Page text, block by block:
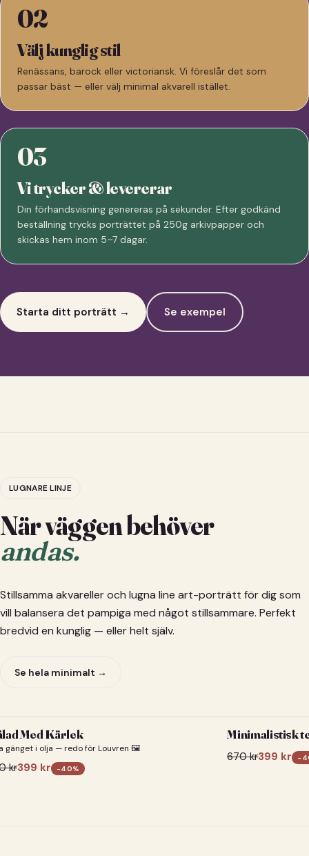
02
Välj kunglig stil
Renässans, barock eller victoriansk. Vi föreslår det som
passar bäst — eller välj minimal akvarell istället.
03
Vi trycker & levererar
Din förhandsvisning genereras på sekunder. Efter godkänd
beställning trycks porträttet på 250g arkivpapper och
skickas hem inom 5–7 dagar.
Starta ditt porträtt → Se exempel
LUGNARE LINJE
När väggen behöver
andas.
Stillsamma akvareller och lugna line art-porträtt för dig som
vill balansera det pampiga med något stillsammare. Perfekt
bredvid en kunglig — eller helt själv.
Se hela minimalt →
Med Kärlek
gänget i olja — redo för Louvren 🖼️
kr399 kr -40%
Minimalistisk
670kr399 kr -